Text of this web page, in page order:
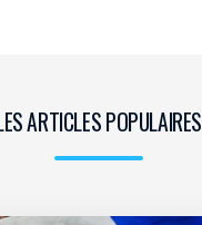
ARTICLES POPULAIRES